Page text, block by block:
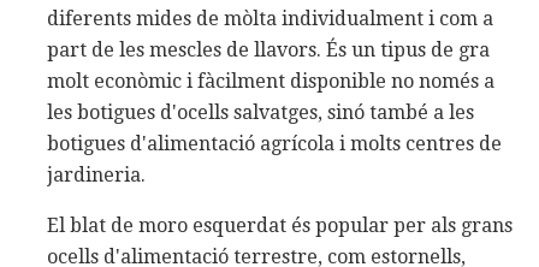
diferents mides de mòlta individualment i com a
part de les mescles de llavors. És un tipus de gra
molt econòmic i fàcilment disponible no només a
les botigues d'ocells salvatges, sinó també a les
botigues d'alimentació agrícola i molts centres de
jardineria.
El blat de moro esquerdat és popular per als grans
ocells d'alimentació terrestre, com estornells,